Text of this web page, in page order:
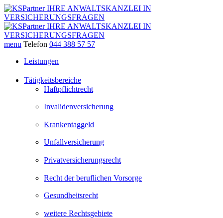
menu Telefon 044 388 57 57
Leistungen
Tätigkeitsbereiche
Haftpflichtrecht
Invalidenversicherung
Krankentaggeld
Unfallversicherung
Privatversicherungsrecht
Recht der beruflichen Vorsorge
Gesundheitsrecht
weitere Rechtsgebiete